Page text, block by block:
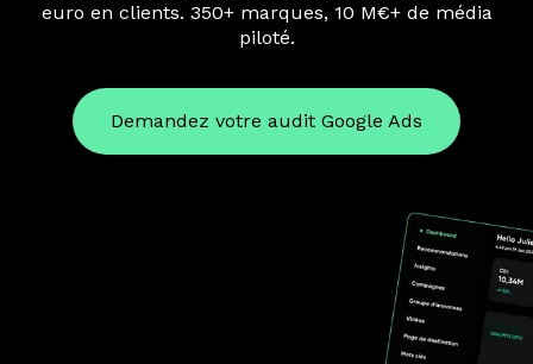
euro en clients. 350+ marques, 10 M€+ de média
piloté.
Demandez votre audit Google Ads